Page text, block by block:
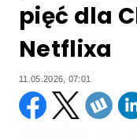
pięć dla
Netflixa
11.05.2026, 07:01